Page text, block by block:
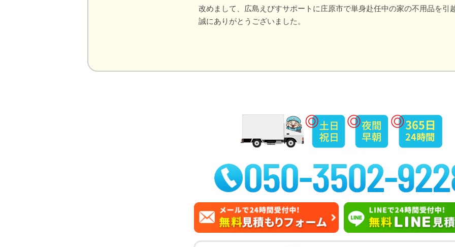
改めまして、広島えびすサポートに庄原市で単身赴任中の家の不用品を引
誠にありがとうございました。